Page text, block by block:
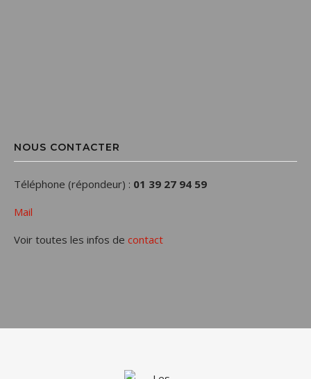
NOUS CONTACTER
Téléphone (répondeur) : 01 39 27 94 59
Mail
Voir toutes les infos de contact